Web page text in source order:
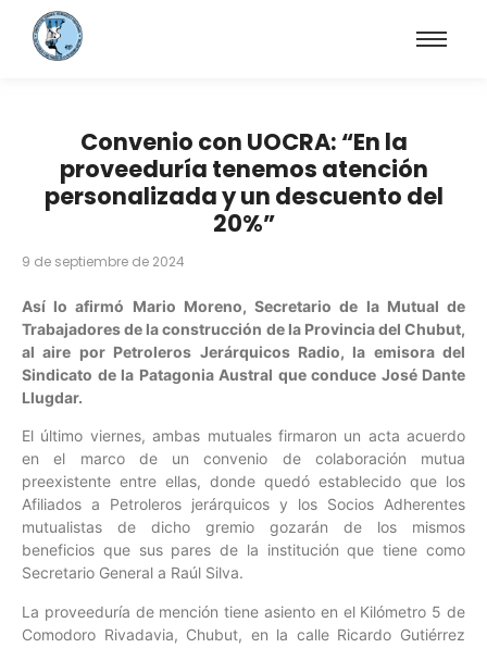
Convenio con UOCRA: “En la
proveeduría tenemos atención
personalizada y un descuento del
20%”
9 de septiembre de 2024
Así lo afirmó Mario Moreno, Secretario de la Mutual de
Trabajadores de la construcción de la Provincia del Chubut,
al aire por Petroleros Jerárquicos Radio, la emisora del
Sindicato de la Patagonia Austral que conduce José Dante
Llugdar.
El último viernes, ambas mutuales firmaron un acta acuerdo
en el marco de un convenio de colaboración mutua
preexistente entre ellas, donde quedó establecido que los
Afiliados a Petroleros jerárquicos y los Socios Adherentes
mutualistas de dicho gremio gozarán de los mismos
beneficios que sus pares de la institución que tiene como
Secretario General a Raúl Silva.
La proveeduría de mención tiene asiento en el Kilómetro 5 de
Comodoro Rivadavia, Chubut, en la calle Ricardo Gutiérrez